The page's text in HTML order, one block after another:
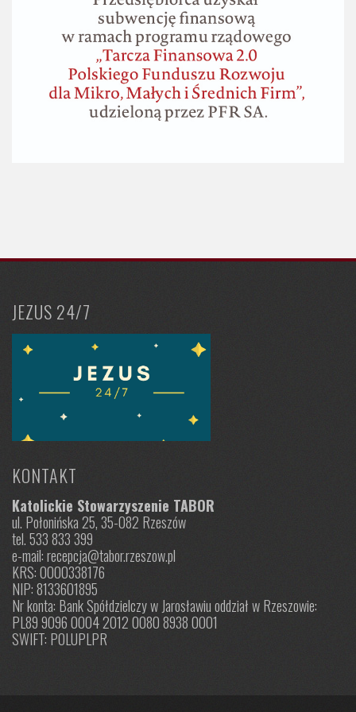
JEZUS 24/7
KONTAKT
Katolickie Stowarzyszenie TABOR
ul. Połonińska 25, 35-082 Rzeszów
tel. 533 833 399
e-mail: recepcja@tabor.rzeszow.pl
KRS: 0000338176
NIP: 8133601895
Nr konta: Bank Spółdzielczy w Jarosławiu oddział w Rzeszowie:
PL89 9096 0004 2012 0080 8938 0001
SWIFT: POLUPLPR